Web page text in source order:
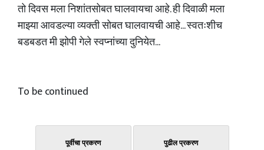
तो दिवस मला निशांतसोबत घालवायचा आहे. ही दिवाळी मला
माझ्या आवडल्या व्यक्ती सोबत घालवायची आहे... स्वतःशीच
बडबडत मी झोपी गेले स्वप्नांच्या दुनियेत...
To be continued
पूर्वीचा प्रकरण पुढील प्रकरण